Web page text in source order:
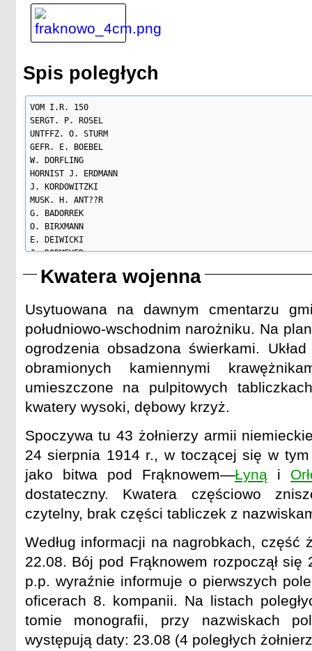
Spis poległych
VOM I.R. 150
SERGT. P. ROSEL
UNTFFZ. O. STURM
GEFR. E. BOEBEL
W. DORFLING
HORNIST J. ERDMANN
J. KORDOWITZKI
MUSK. H. ANT??R
G. BADORREK
O. BIRXMANN
E. DEIWICKI
J. DORMEYER
K. GUSKI
H. JEHNEN??
JESSEN
F. KARRASCH
O. KLEY
W. KÖCHLBRANDT
F. LISS
B. LITZNER
J. MARTEN
K. KOLLER
B. OTTA
J. SFECHA
A. WESKI
M. WOYKŸ
RES. J. EKROWSKI
KAN. E. GOROHS
HORN
VOM I.R. 150
UFFZ. W. SAHM
GEFR. A. JAT???
K. MORITZ
Kwatera wojenna
Usytuowana na dawnym cmentarzu
południowo-wschodnim narożniku. Na
ogrodzenia obsadzona świerkami.
obramionych kamiennymi
umieszczone na pulpitowych
kwatery wysoki, dębowy krzyż.
Spoczywa tu 43 żołnierzy armii
24 sierpnia 1914 r., w toczącej się w
jako bitwa pod Frąknowem—Łynąi
dostateczny. Kwatera częściowo
czytelny, brak części tabliczek z
Według informacji na nagrobkach, część
22.08. Bój pod Frąknowem rozpoczął się
p.p. wyraźnie informuje o pierwszych
oficerach 8. kompanii. Na listach
tomie monografii, przy nazwiskach
występują daty: 23.08 (4 poległych